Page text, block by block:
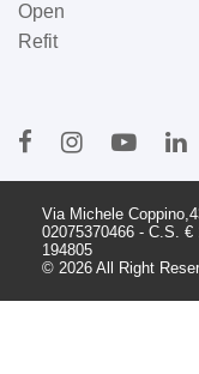
Open
Refit
Via Michele
02075370466 - C.S.
194805
© 2026 All Right